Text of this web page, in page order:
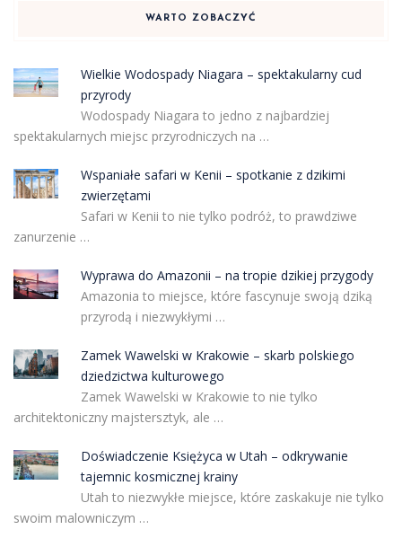
WARTO ZOBACZYĆ
Wielkie Wodospady Niagara – spektakularny cud
przyrody
Wodospady Niagara to jedno z najbardziej
spektakularnych miejsc przyrodniczych na …
Wspaniałe safari w Kenii – spotkanie z dzikimi
zwierzętami
Safari w Kenii to nie tylko podróż, to prawdziwe
zanurzenie …
Wyprawa do Amazonii – na tropie dzikiej przygody
Amazonia to miejsce, które fascynuje swoją dziką
przyrodą i niezwykłymi …
Zamek Wawelski w Krakowie – skarb polskiego
dziedzictwa kulturowego
Zamek Wawelski w Krakowie to nie tylko
architektoniczny majstersztyk, ale …
Doświadczenie Księżyca w Utah – odkrywanie
tajemnic kosmicznej krainy
Utah to niezwykłe miejsce, które zaskakuje nie tylko
swoim malowniczym …